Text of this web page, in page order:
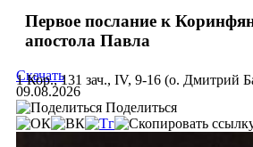
Первое послание к
апостола Павла
1 Кор., 131 зач., IV, 9-16 (о. Дмитрий
Скачать
09.08.2026
Поделиться